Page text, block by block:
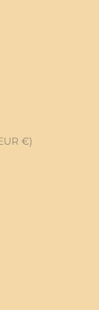
Islas menores alejadas de EE. UU. (EUR €)